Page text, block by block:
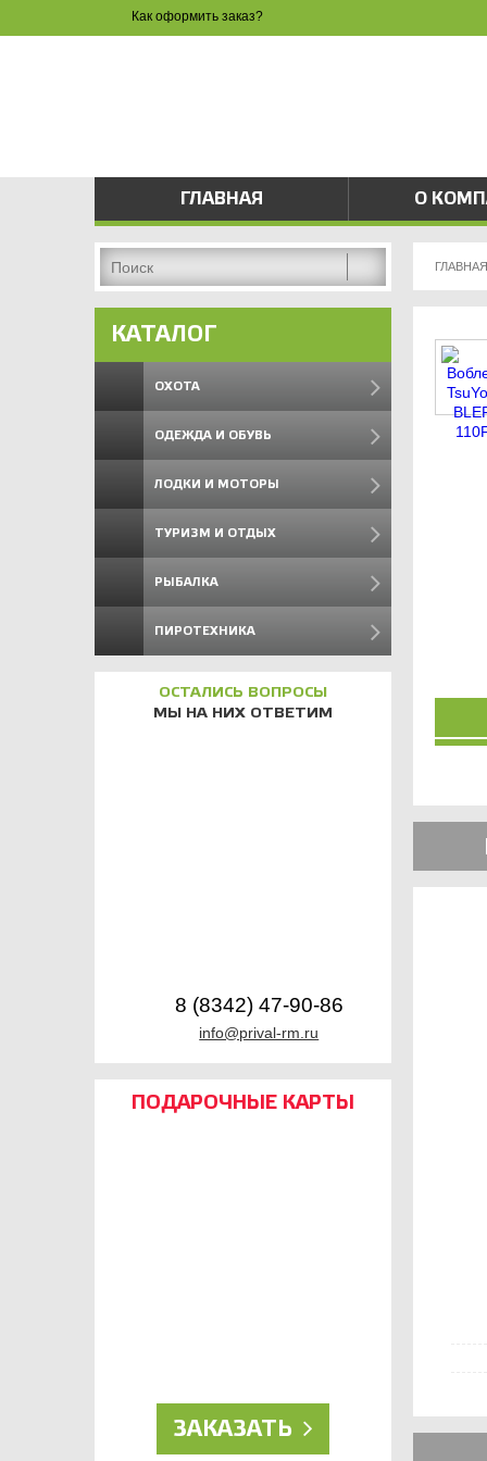
Как оформить заказ?
ГЛАВНАЯ О
КАТАЛОГ
ОХОТА
ОДЕЖДА И ОБУВЬ
ЛОДКИ И МОТОРЫ
ТУРИЗМ И ОТДЫХ
РЫБАЛКА
ПИРОТЕХНИКА
ОСТАЛИСЬ ВОПРОСЫ
МЫ НА НИХ ОТВЕТИМ
8 (8342) 47-90-86
info@prival-rm.ru
ПОДАРОЧНЫЕ КАРТЫ
ЗАКАЗАТЬ
ГЛАВНАЯ